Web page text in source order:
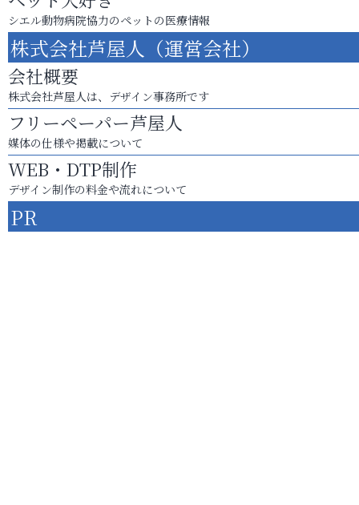
シエル動物病院協力のペットの医療情報
株式会社芦屋人（運営会社）
会社概要
株式会社芦屋人は、デザイン事務所です
フリーペーパー芦屋人
媒体の仕様や掲載について
WEB・DTP制作
デザイン制作の料金や流れについて
PR